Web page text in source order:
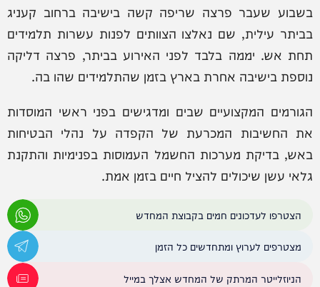
בשבוע שעבר פרצה שריפה קשה בישיבה ברחוב קעניג
בביתר עילית, שם נאלצו הצוותים לפנות עשרות תלמידים
תחת אש. יממה בלבד לפני האירוע בביתר, פרצה דליקה
נוספת בישיבה אחרת בארץ בזמן שהתלמידים שהו בה.
הגורמים המקצועיים שבים ומדגישים בפני ראשי המוסדות
את החשיבות המכרעת של הקפדה על נהלי הבטיחות
באש, בדיקת מערכות החשמל העמוסות בפנימיות והתקנת
גלאי עשן שיכולים להציל חיים בזמן אמת.
הצטרפו לעדכונים חמים בקבוצת המחדש
מצטרפים לערוץ ומתחדשים כל הזמן
הניוזלייטר המרתק של המחדש אצלך במייל